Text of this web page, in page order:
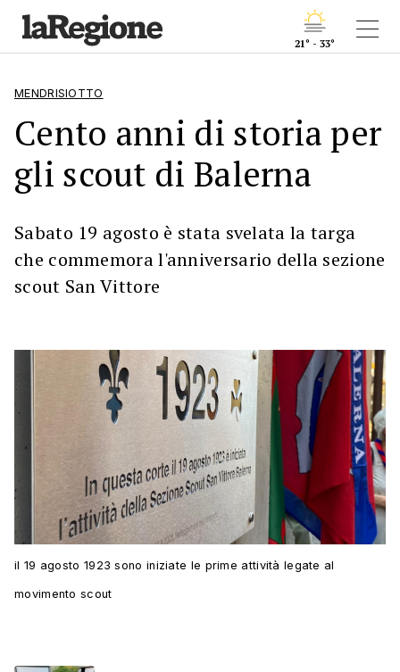
21° - 33°
MENDRISIOTTO
Cento anni di storia per
gli scout di Balerna
Sabato 19 agosto è stata svelata la targa
che commemora l'anniversario della sezione
scout San Vittore
il 19 agosto 1923 sono iniziate le prime attività legate al
movimento scout